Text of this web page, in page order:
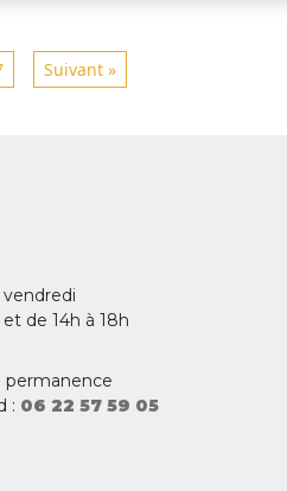
Suivant »
de 14h à 18h
permanence
: 06 22 57 59 05